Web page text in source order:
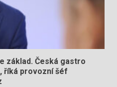
základ. Česká gastro
říká provozní šéf